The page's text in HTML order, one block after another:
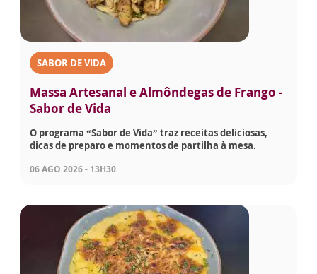
SABOR DE VIDA
Massa Artesanal e Almôndegas de Frango -
Sabor de Vida
O programa “Sabor de Vida” traz receitas deliciosas,
dicas de preparo e momentos de partilha à mesa.
06 AGO 2026 - 13H30